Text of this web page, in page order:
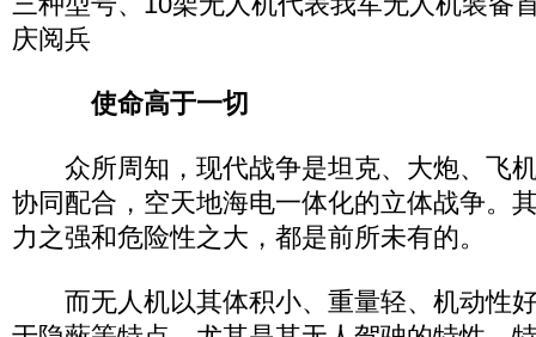
庆阅兵
使命高于一切
众所周知，现代战争是坦克、大炮、飞
协同配合，空天地海电一体化的立体战争。
力之强和危险性之大，都是前所未有的。
而无人机以其体积小、重量轻、机动性